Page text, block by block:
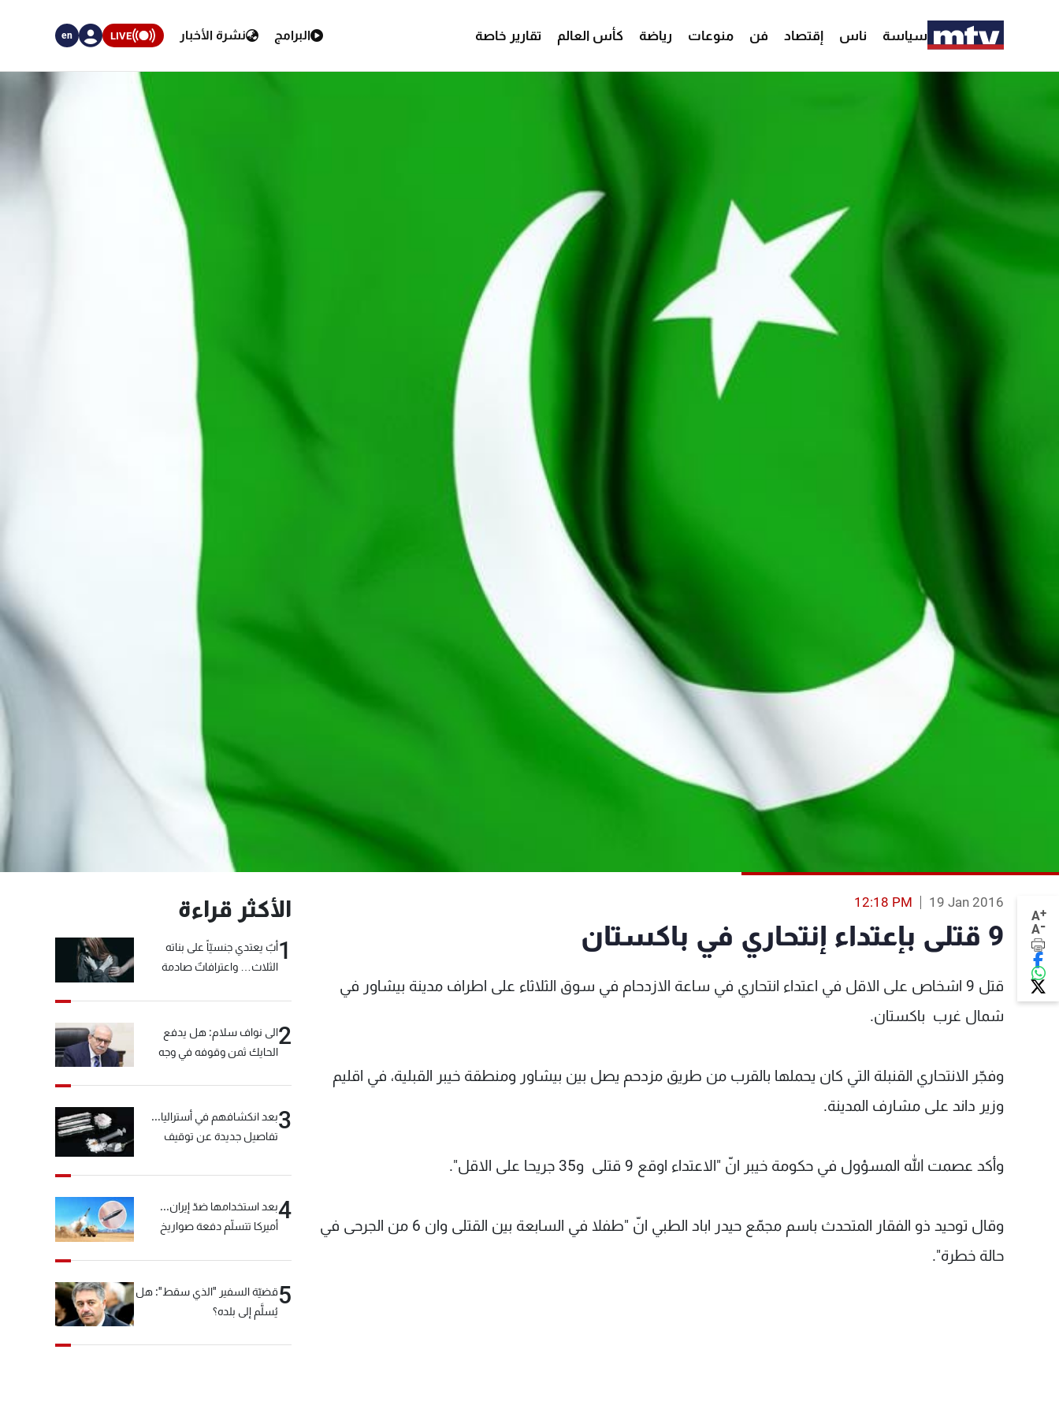
سياسة ناس إقتصاد فن منوعات رياضة كأس العالم تقارير خاصة البرامج نشرة الأخبار LIVE
en
A+
A-
19 Jan 2016
12:18 PM
9 قتلى بإعتداء إنتحاري في باكستان
قتل 9 اشخاص على الاقل في اعتداء انتحاري في ساعة الازدحام في سوق الثلاثاء على اطراف مدينة بيشاور في
شمال غرب باكستان.
وفجّر الانتحاري القنبلة التي كان يحملها بالقرب من طريق مزدحم يصل بين بيشاور ومنطقة خيبر القبلية، في اقليم
وزير داند على مشارف المدينة.
وأكد عصمت الله المسؤول في حكومة خيبر انّ "الاعتداء اوقع 9 قتلى و35 جريحا على الاقل".
وقال توحيد ذو الفقار المتحدث باسم مجمّع حيدر اباد الطبي انّ "طفلا في السابعة بين القتلى وان 6 من الجرحى في
حالة خطرة".
الأكثر قراءة
1أبٌ يعتدي جنسيّاً على بناته
الثلاث… واعترافاتٌ صادمة
2الى نواف سلام: هل يدفع
الحايك ثمن وقوفه في وجه
3بعد انكشافهم في أستراليا...
تفاصيل جديدة عن توقيف
4بعد استخدامها ضدّ إيران...
أميركا تتسلّم دفعة صواريخ
5قضيّة السفير "الذي سقط": هل
يُسلَّم إلى بلده؟